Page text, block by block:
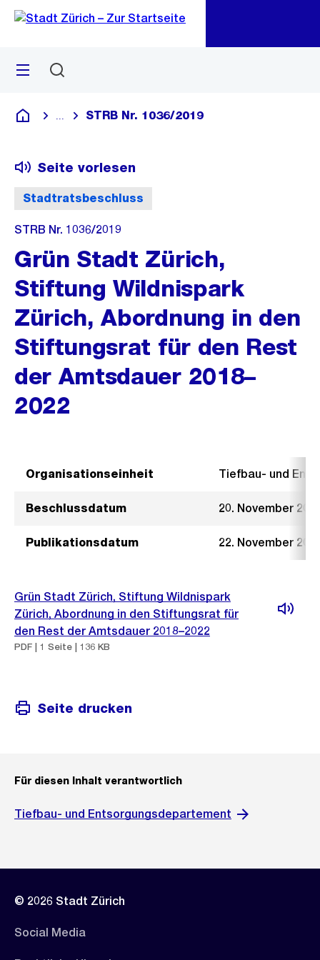
Navigation
Sprunglink
Menü
Deutsch
Blende alle Breadcrumbs ein
STRB Nr. 1036/2019
Stadtratsbeschluss
Seite vorlesen
STRB Nr. 1036/2019
Grün Stadt Zürich,
Stiftung Wildnispark
Zürich, Abordnung in den
Stiftungsrat für den Rest
der Amtsdauer 2018–
2022
Organisationseinheit Tiefbau- und
Beschlussdatum 20. November
Publikationsdatum 22. November
Grün Stadt Zürich, Stiftung Wildnispark
Zürich, Abordnung in den Stiftungsrat für
den Rest der Amtsdauer 2018–2022
PDF | 1 Seite | 136 KB
Seite drucken
Für diesen Inhalt verantwortlich
Tiefbau- und Entsorgungsdepartement
© 2026 Stadt Zürich
Social Media